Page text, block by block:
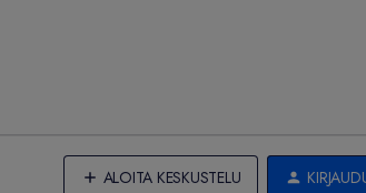
ALOITA KESKUSTELU